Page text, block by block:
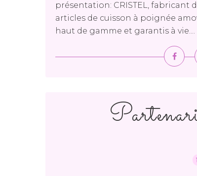
présentation: CRISTEL, fabricant
articles de cuisson à poignée
haut de gamme et garantis à vie....